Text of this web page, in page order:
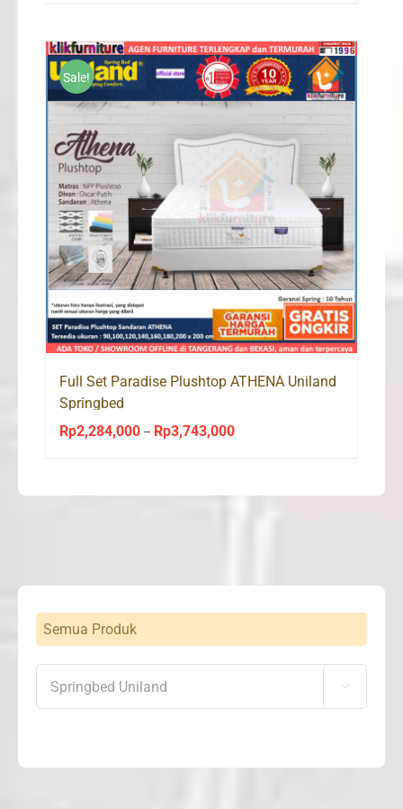
through
Rp2,865,000
Sale!
Full Set Paradise Plushtop ATHENA Uniland
Springbed
Rp2,284,000 – Rp3,743,000Price
Semua Produk
